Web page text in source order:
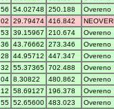
56 54.02748 250.188
Overeno
02 29.79474 416.842
53 39.15967 210.674
Overeno
36 43.76662 273.346
Overeno
28 44.95712 447.347
Overeno
32 55.37365 702.488
Overeno
04 8.30822 480.862
Overeno
12 58.69127 196.378
Overeno
55 52.65600 483.023
Overeno